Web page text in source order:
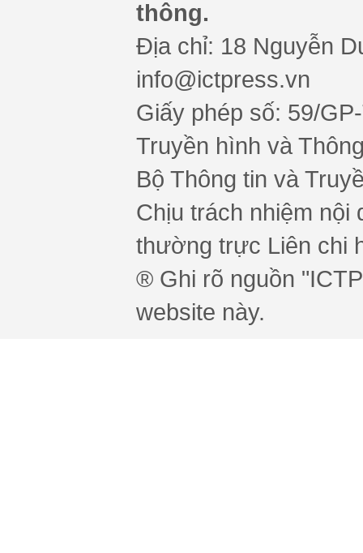
thông.
Địa chỉ: 18 Nguyễn
info@ictpress.vn
Giấy phép số: 59/
Truyền hình và
Bộ Thông tin và
Chịu trách nhiệm nội
thường trực Liên chi
® Ghi rõ nguồn
website này.